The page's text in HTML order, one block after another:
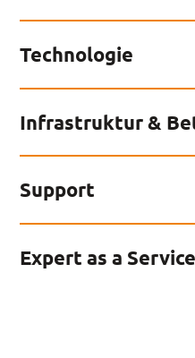
Technologie
Infrastruktur &
Support
Expert as a Service